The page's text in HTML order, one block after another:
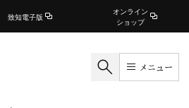
致知電子版
オンライン
ショップ
メニュー